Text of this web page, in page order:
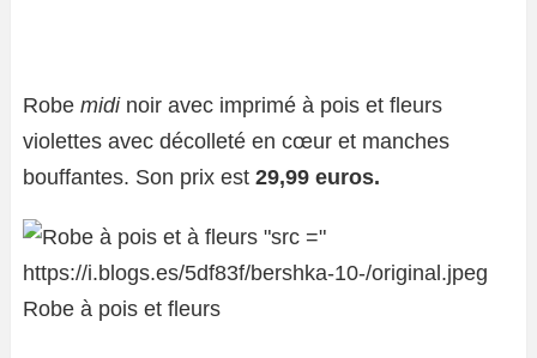
Robe midi noir avec imprimé à pois et fleurs
violettes avec décolleté en cœur et manches
bouffantes. Son prix est 29,99 euros.
Robe à pois et fleurs